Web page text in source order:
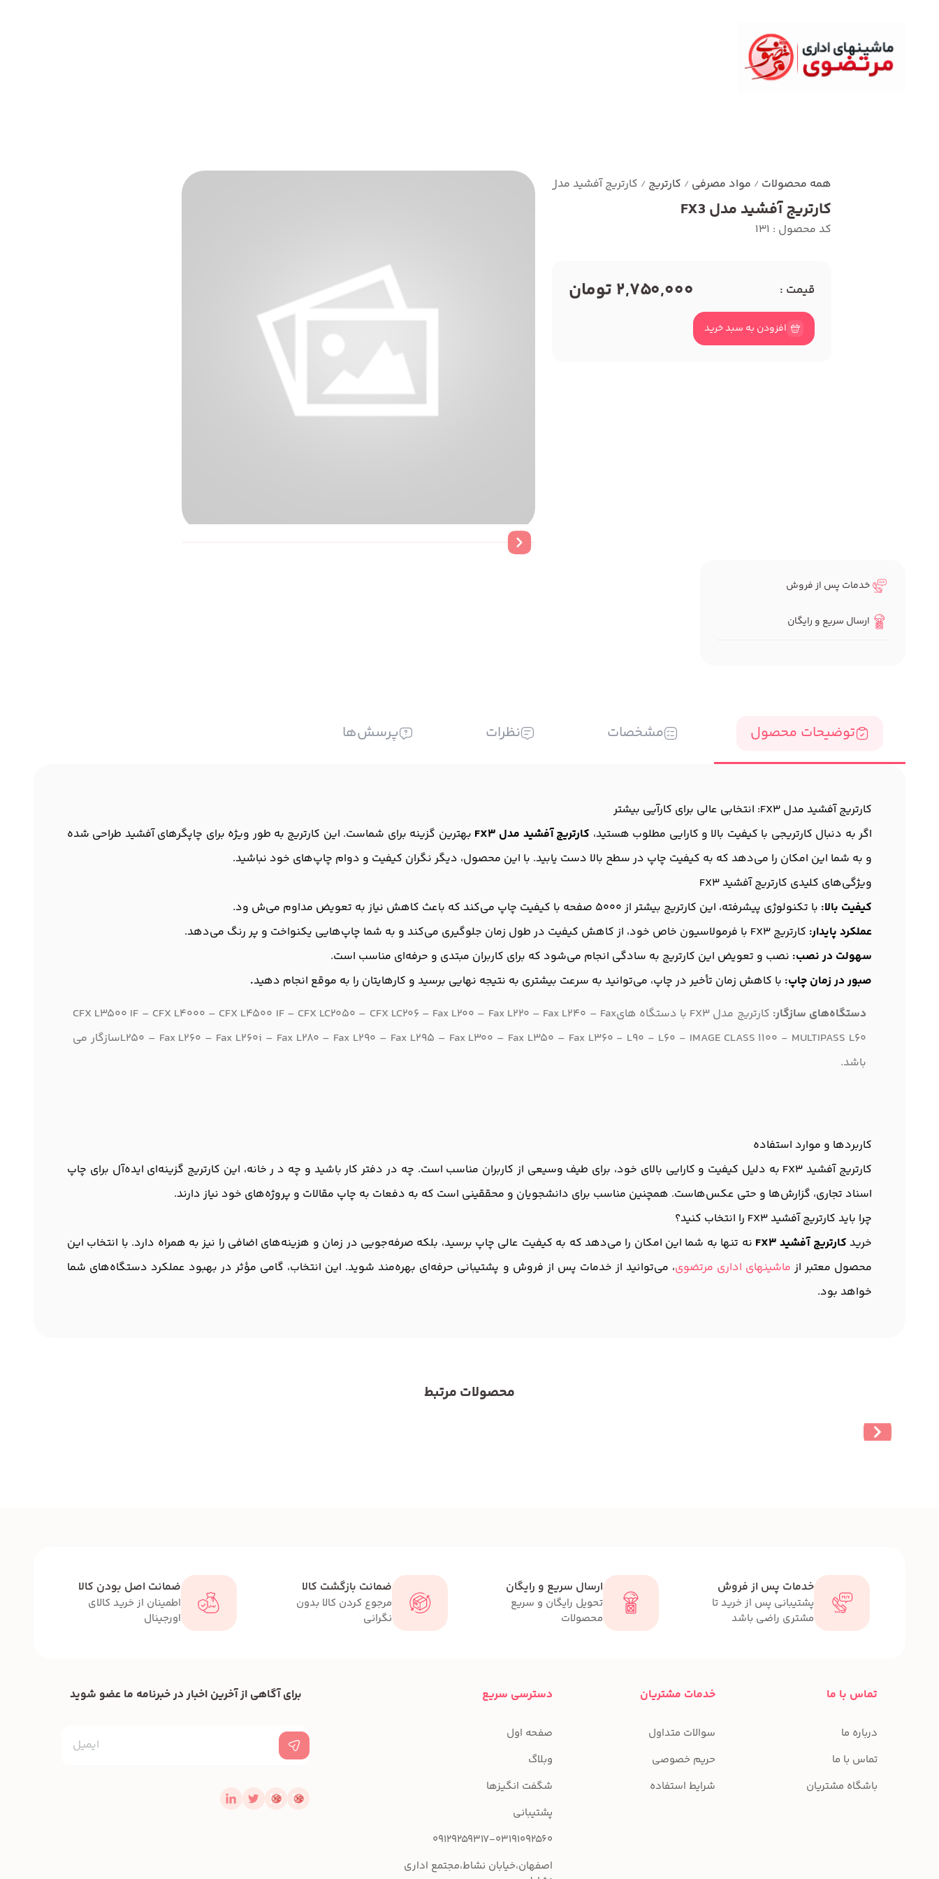
همه محصولات / مواد مصرفی / کارتریج / کارتریج آفشید مدل FX3
کارتریج آفشید مدل FX3
کد محصول : 131
قیمت : 2,750,000 تومان
افزودن به سبد خرید
خدمات پس از فروش
ارسال سریع و رایگان
توضیحات محصول مشخصات نظرات پرسش‌ها
کارتریج آفشید مدل FX3: انتخابی عالی برای کارآیی بیشتر
اگر به دنبال کارتریجی با کیفیت بالا و کارایی مطلوب هستید، کارتریج آفشید مدل FX3
بهترین گزینه برای شماست. این کارتریج به طور ویژه برای چاپگرهای آفشید طراحی شده
و به شما این امکان را می‌دهد که به کیفیت چاپ در سطح بالا دست یابید. با این محصول، دیگر نگران کیفیت و دوام چاپ‌های خود نباشید.
ویژگی‌های کلیدی کارتريج آفشید FX3
کیفیت بالا: با تکنولوژی پیشرفته، این کارتریج بیشتر از 5000 صفحه با کیفیت چاپ می‌کند که باعث کاهش نیاز به تعویض مداوم می‌ش ود.
عملکرد پایدار: کارتریج FX3 با فرمولاسیون خاص خود، از کاهش کیفیت در طول زمان جلوگیری می‌کند و به شما چاپ‌هایی یکنواخت و پر رنگ می‌دهد.
سهولت در نصب: نصب و تعویض این کارتریج به سادگی انجام می‌شود که برای کاربران مبتدی و حرفه‌ای مناسب است.
صبور در زمان چاپ: با کاهش زمان تأخیر در چاپ، می‌توانید به سرعت بیشتری به نتیجه نهایی برسید و کارهایتان را به موقع انجام دهید.
دستگاه‌های سازگار:
کارتریج مدل FX3 با دستگاه هایCFX L3500 IF – CFX L4000 – CFX L4500 IF – CFX LC2050 – CFX LC206 – Fax L200 – Fax L220 – Fax L240 – Fax
L250 – Fax L260 – Fax L260i – Fax L280 – Fax L290 – Fax L295 – Fax L300 – Fax L350 – Fax L360 - L90 - L60 - IMAGE CLASS 1100 - MULTIPASS L60سازگار می
باشد.
کاربردها و موارد استفاده
کارتریج آفشید FX3 به دلیل کیفیت و کارایی بالای خود، برای طیف وسیعی از کاربران مناسب است. چه در دفتر کار باشید و چه د ر خانه، این کارتریج گزینه‌ای ایده‌آل برای چاپ
اسناد تجاری، گزارش‌ها و حتی عکس‌هاست. همچنین مناسب برای دانشجویان و محققینی است که به دفعات به چاپ مقالات و پروژه‌های خود نیاز دارند.
چرا باید کارتريج آفشید FX3 را انتخاب کنید؟
خرید کارتریج آفشید FX3
نه تنها به شما این امکان را می‌دهد که به کیفیت عالی چاپ برسید، بلکه صرفه‌جویی در زمان و هزینه‌های اضافی را نیز به همراه دارد. با انتخاب این
محصول معتبر از ماشینهای اداری مرتضوی، می‌توانید از خدمات پس از فروش و پشتیبانی حرفه‌ای بهره‌مند شوید. این انتخاب، گامی مؤثر در بهبود عملکرد دستگاه‌های شما
خواهد بود.
محصولات مرتبط
خدمات پس از فروش
پشتیبانی پس از خرید تا
مشتری راضی باشد
ارسال سریع و رایگان
تحویل رایگان و سریع
محصولات
ضمانت بازگشت کالا
مرجوع کردن کالا بدون
نگرانی
ضمانت اصل بودن کالا
اطمینان از خرید کالای
اورجینال
تماس با ما
درباره ما
تماس با ما
باشگاه مشتریان
خدمات مشتریان
سوالات متداول
حریم خصوصی
شرایط استفاده
دسترسی سریع
صفحه اول
وبلاگ
شگفت انگیزها
پشتیبانی
09129259317-03191092560
اصفهان،خیابان نشاط،مجتمع اداری
برای آگاهی از آخرین اخبار در خبرنامه ما عضو شوید